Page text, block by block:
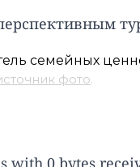
фото.
with 0 bytes